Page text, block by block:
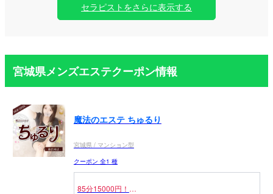
セラピストをさらに表示する
宮城県メンズエステクーポン情報
魔法のエステ ちゅるり
宮城県 / マンション型
クーポン 全1 種
85分15000円！